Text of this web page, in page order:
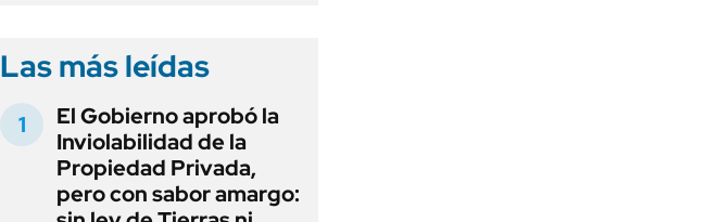
Las más leídas
El Gobierno aprobó la
Inviolabilidad de la
Propiedad Privada,
pero con sabor amargo: